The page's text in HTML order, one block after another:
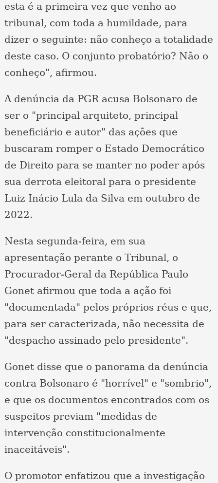
esta é a primeira vez que venho ao
tribunal, com toda a humildade, para
dizer o seguinte: não conheço a totalidade
deste caso. O conjunto probatório? Não o
conheço", afirmou.
A denúncia da PGR acusa Bolsonaro de
ser o "principal arquiteto, principal
beneficiário e autor" das ações que
buscaram romper o Estado Democrático
de Direito para se manter no poder após
sua derrota eleitoral para o presidente
Luiz Inácio Lula da Silva em outubro de
2022.
Nesta segunda-feira, em sua
apresentação perante o Tribunal, o
Procurador-Geral da República Paulo
Gonet afirmou que toda a ação foi
"documentada" pelos próprios réus e que,
para ser caracterizada, não necessita de
"despacho assinado pelo presidente".
Gonet disse que o panorama da denúncia
contra Bolsonaro é "horrível" e "sombrio",
e que os documentos encontrados com os
suspeitos previam "medidas de
intervenção constitucionalmente
inaceitáveis".
O promotor enfatizou que a investigação